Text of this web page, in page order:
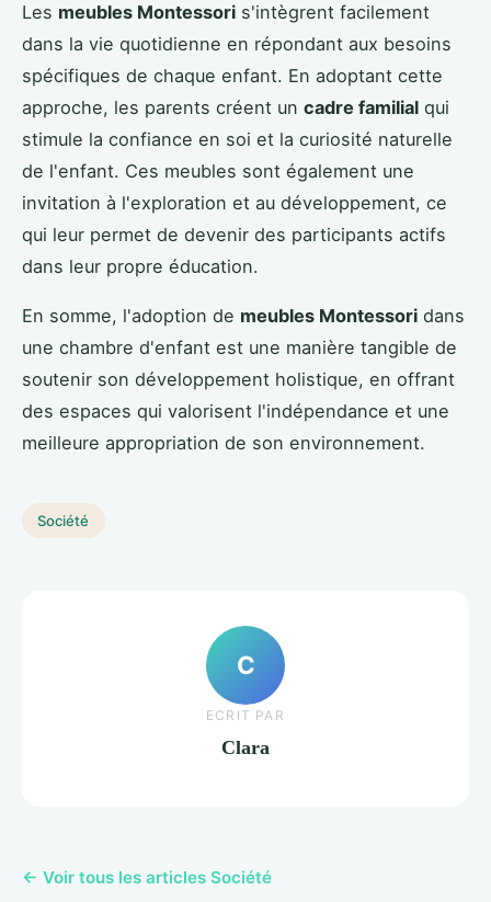
Les meubles Montessori s'intègrent facilement
dans la vie quotidienne en répondant aux besoins
spécifiques de chaque enfant. En adoptant cette
approche, les parents créent un cadre familial qui
stimule la confiance en soi et la curiosité naturelle
de l'enfant. Ces meubles sont également une
invitation à l'exploration et au développement, ce
qui leur permet de devenir des participants actifs
dans leur propre éducation.
En somme, l'adoption de meubles Montessori dans
une chambre d'enfant est une manière tangible de
soutenir son développement holistique, en offrant
des espaces qui valorisent l'indépendance et une
meilleure appropriation de son environnement.
Société
C
ECRIT PAR
Clara
← Voir tous les articles Société